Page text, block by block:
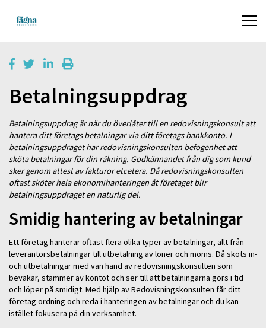
Betalningsuppdrag
Betalningsuppdrag är när du överlåter till en redovisningskonsult att
hantera ditt företags betalningar via ditt företags bankkonto. I
betalningsuppdraget har redovisningskonsulten befogenhet att
sköta betalningar för din räkning. Godkännandet från dig som kund
sker genom attest av fakturor etcetera. Då redovisningskonsulten
oftast sköter hela ekonomihanteringen åt företaget blir
betalningsuppdraget en naturlig del.
Smidig hantering av betalningar
Ett företag hanterar oftast flera olika typer av betalningar, allt från
leverantörsbetalningar till utbetalning av löner och moms. Då sköts in-
och utbetalningar med van hand av redovisningskonsulten som
bevakar, stämmer av kontot och ser till att betalningarna görs i tid
och löper på smidigt. Med hjälp av Redovisningskonsulten får ditt
företag ordning och reda i hanteringen av betalningar och du kan
istället fokusera på din verksamhet.